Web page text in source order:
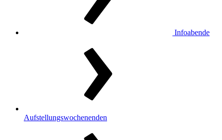
Infoabende
Aufstellungswochenenden